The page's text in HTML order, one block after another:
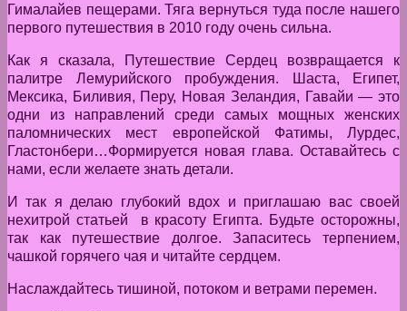
Гималайев пещерами. Тяга вернуться туда после нашего
первого путешествия в 2010 году очень сильна.
Как я сказала, Путешествие Сердец возвращается к
палитре Лемурийского пробуждения. Шаста, Египет,
Мексика, Биливия, Перу, Новая Зеландия, Гавайи — это
одни из направлений среди самых мощных женских
паломнических мест европейской Фатимы, Лурдес,
Гластонбери…Формируется новая глава. Оставайтесь с
нами, если желаете знать детали.
И так я делаю глубокий вдох и приглашаю вас своей
нехитрой статьей в красоту Египта. Будьте осторожны,
так как путешествие долгое. Запаситесь терпением,
чашкой горячего чая и читайте сердцем.
Наслаждайтесь тишиной, потоком и ветрами перемен.